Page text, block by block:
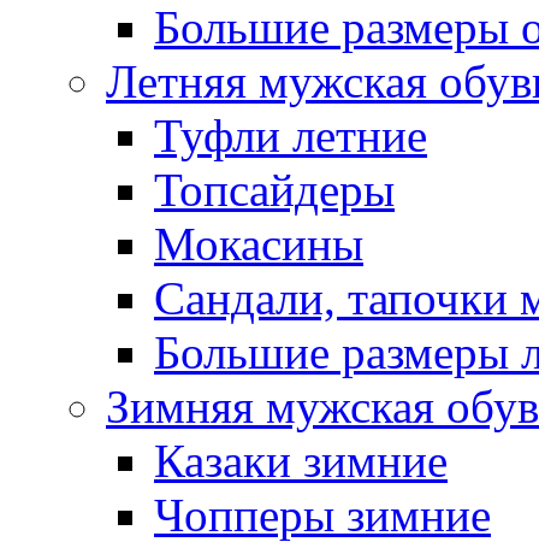
Большие размеры
Летняя мужская
Туфли летние
Топсайдеры
Мокасины
Сандали, тапочки
Большие размеры
Зимняя мужская
Казаки зимние
Чопперы зимние